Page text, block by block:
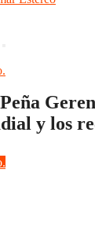
y los